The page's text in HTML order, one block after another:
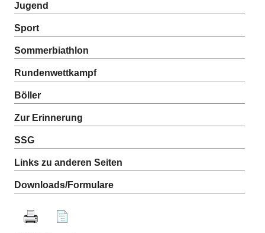
Jugend
Sport
Sommerbiathlon
Rundenwettkampf
Böller
Zur Erinnerung
SSG
Links zu anderen Seiten
Downloads/Formulare